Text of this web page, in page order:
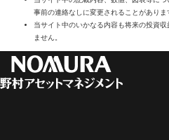
事前の連絡なしに変更されることがありま
当サイト中のいかなる内容も将来の投資
ません。